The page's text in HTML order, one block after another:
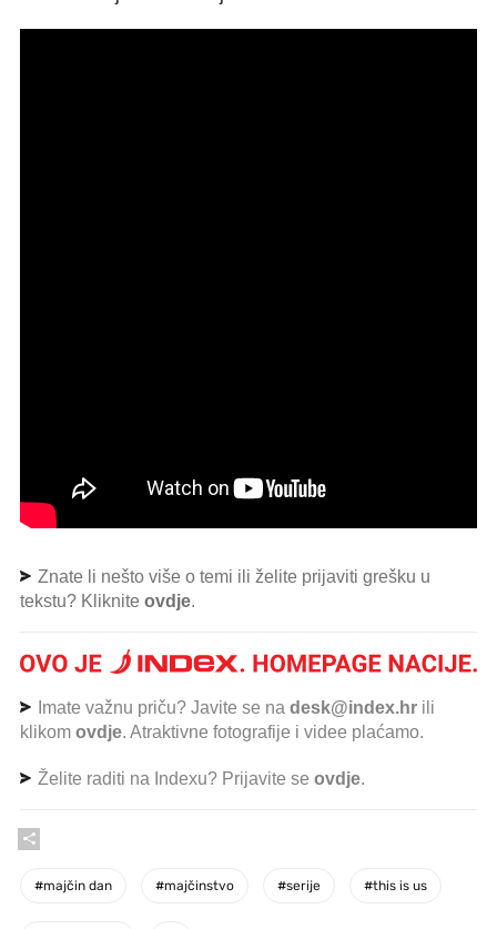
Znate li nešto više o temi ili želite prijaviti grešku u
tekstu? Kliknite ovdje.
Imate važnu priču? Javite se na desk@index.hr ili
klikom ovdje. Atraktivne fotografije i videe plaćamo.
Želite raditi na Indexu? Prijavite se ovdje.
#majčin dan #majčinstvo #serije #this is us